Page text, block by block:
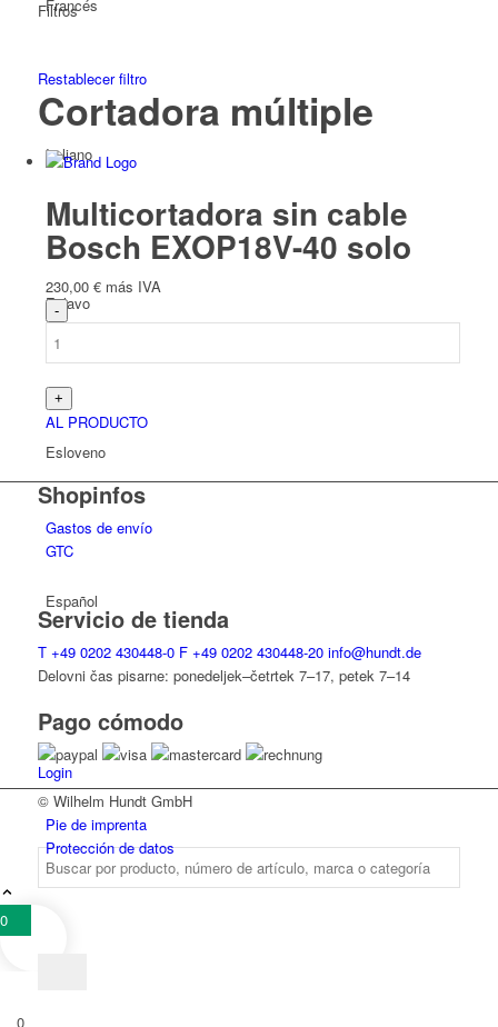
Francés
Italiano
Eslavo
Esloveno
Español
Login
Filtros
Restablecer filtro
Cortadora múltiple
Multicortadora sin cable
Bosch EXOP18V-40 solo
230,00 € más IVA
AL PRODUCTO
Shopinfos
Gastos de envío
GTC
Servicio de tienda
T +49 0202 430448-0 F +49 0202 430448-20 info@hundt.de
Delovni čas pisarne: ponedeljek–četrtek 7–17, petek 7–14
Pago cómodo
© Wilhelm Hundt GmbH
Pie de imprenta
Protección de datos
0
0